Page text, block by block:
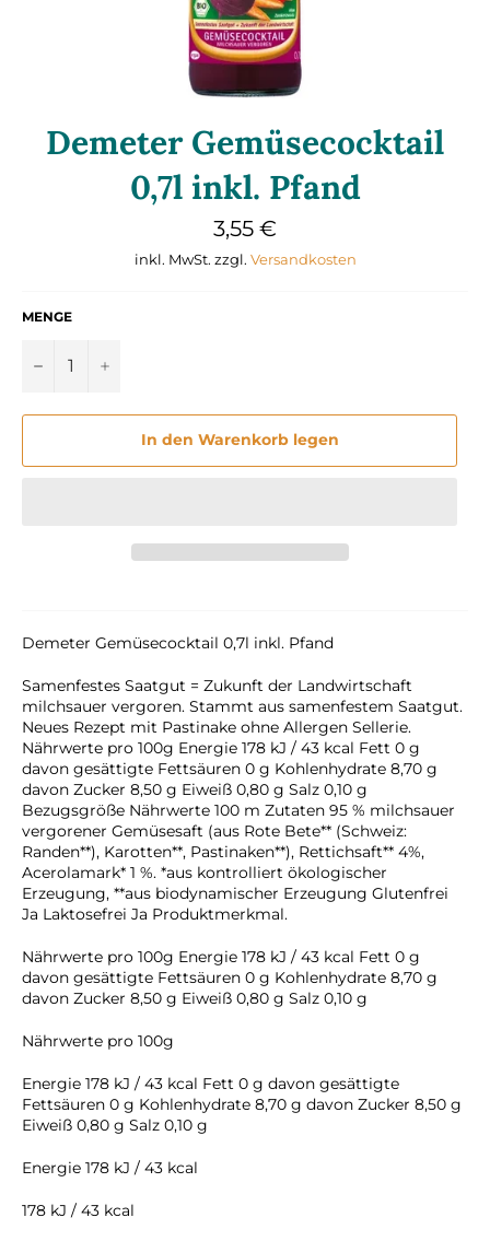
Demeter Gemüsecocktail
0,7l inkl. Pfand
Normaler
Preis
3,55 €
inkl. MwSt. zzgl. Versandkosten
MENGE
− +
In den Warenkorb legen
Demeter Gemüsecocktail 0,7l inkl. Pfand
Samenfestes Saatgut = Zukunft der Landwirtschaft
milchsauer vergoren. Stammt aus samenfestem Saatgut.
Neues Rezept mit Pastinake ohne Allergen Sellerie.
Nährwerte pro 100g Energie 178 kJ / 43 kcal Fett 0 g
davon gesättigte Fettsäuren 0 g Kohlenhydrate 8,70 g
davon Zucker 8,50 g Eiweiß 0,80 g Salz 0,10 g
Bezugsgröße Nährwerte 100 m Zutaten 95 % milchsauer
vergorener Gemüsesaft (aus Rote Bete** (Schweiz:
Randen**), Karotten**, Pastinaken**), Rettichsaft** 4%,
Acerolamark* 1 %. *aus kontrolliert ökologischer
Erzeugung, **aus biodynamischer Erzeugung Glutenfrei
Ja Laktosefrei Ja Produktmerkmal.
Nährwerte pro 100g Energie 178 kJ / 43 kcal Fett 0 g
davon gesättigte Fettsäuren 0 g Kohlenhydrate 8,70 g
davon Zucker 8,50 g Eiweiß 0,80 g Salz 0,10 g
Nährwerte pro 100g
Energie 178 kJ / 43 kcal Fett 0 g davon gesättigte
Fettsäuren 0 g Kohlenhydrate 8,70 g davon Zucker 8,50 g
Eiweiß 0,80 g Salz 0,10 g
Energie 178 kJ / 43 kcal
178 kJ / 43 kcal